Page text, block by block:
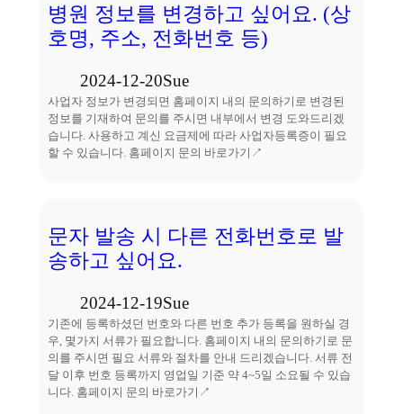
병원 정보를 변경하고 싶어요. (상
호명, 주소, 전화번호 등)
2024-12-20Sue
사업자 정보가 변경되면 홈페이지 내의 문의하기로 변경된
정보를 기재하여 문의를 주시면 내부에서 변경 도와드리겠
습니다. 사용하고 계신 요금제에 따라 사업자등록증이 필요
할 수 있습니다. 홈페이지 문의 바로가기↗
문자 발송 시 다른 전화번호로 발
송하고 싶어요.
2024-12-19Sue
기존에 등록하셨던 번호와 다른 번호 추가 등록을 원하실 경
우, 몇가지 서류가 필요합니다. 홈페이지 내의 문의하기로 문
의를 주시면 필요 서류와 절차를 안내 드리겠습니다. 서류 전
달 이후 번호 등록까지 영업일 기준 약 4~5일 소요될 수 있습
니다. 홈페이지 문의 바로가기↗